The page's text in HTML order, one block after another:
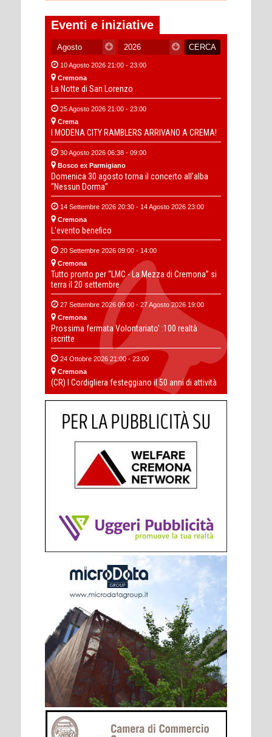
Eventi e iniziative
10 Agosto 2026 21:00 - 23:00
Cremona
La Notte di San Lorenzo
25 Agosto 2026 21:00 - 23:00
Crema
I MODENA CITY RAMBLERS ARRIVANO A CREMA!
30 Agosto 2026 06:38 - 09:00
Bosco ex Parmigiano
Domenica 30 agosto torna il concerto all’alba
“Nessun Dorma”
14 Settembre 2026 20:30 - 14 Agosto 2026 23:00
Cremona
L'evento benefico
20 Settembre 2026 09:00 - 14:00
Cremona
Tutto pronto per “LMC - La Mezza di Cremona” si
terra il 20 settembre
27 Settembre 2026 09:00 - 27 Agosto 2026 19:00
Cremona
Prossima fermata Volontariato' :100 realtà
iscritte
24 Ottobre 2026 21:00 - 23:00
Cremona
(CR) I Cordigliera festeggiano il 50 anni di attività